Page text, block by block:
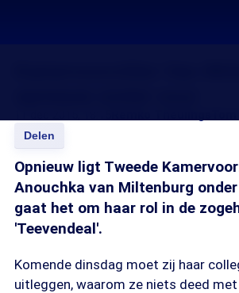
Delen
Opnieuw ligt Tweede
Anouchka van Miltenburg
gaat het om haar rol in de
'Teevendeal'.
Komende dinsdag moet zij haar
uitleggen, waarom ze niets deed